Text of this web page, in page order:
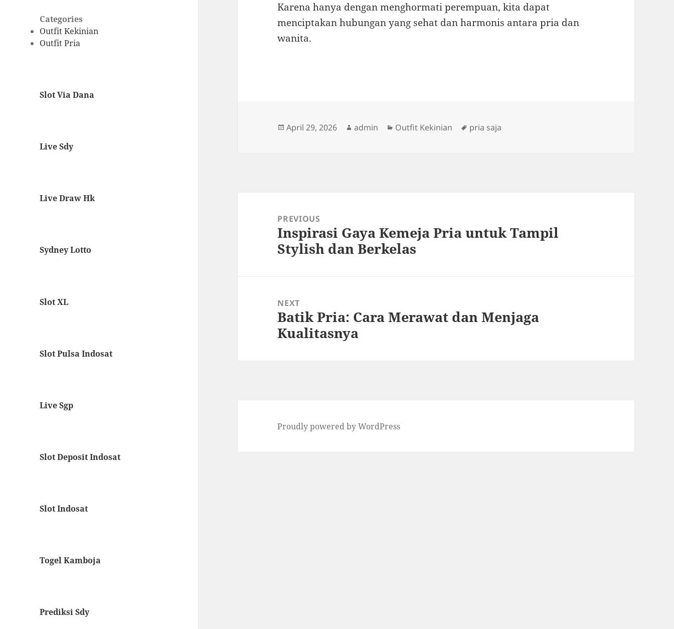
Categories
Outfit Kekinian
Outfit Pria
Slot Via Dana
Live Sdy
Live Draw Hk
Sydney Lotto
Slot XL
Slot Pulsa Indosat
Live Sgp
Slot Deposit Indosat
Slot Indosat
Togel Kamboja
Prediksi Sdy
Karena hanya dengan menghormati perempuan, kita dapat
menciptakan hubungan yang sehat dan harmonis antara pria dan
wanita.
Posted
April 29, 2026 Author
admin Categories
Outfit Kekinian Tags
pria saja
navigationPREVIOUS
Previous
post:
Inspirasi Gaya Kemeja Pria untuk Tampil
Stylish dan Berkelas
NEXT
Next
post:
Batik Pria: Cara Merawat dan Menjaga
Kualitasnya
Proudly powered by WordPress